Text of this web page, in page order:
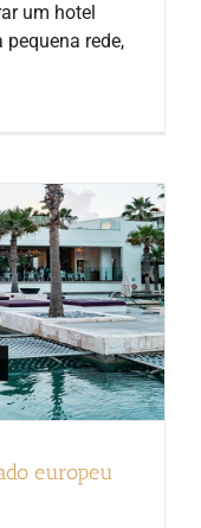
um hotel
rede,
europeu